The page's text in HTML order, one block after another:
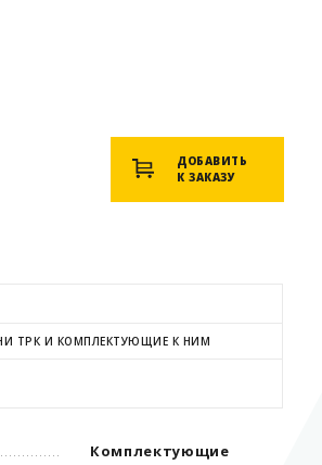
ДОБАВИТЬ
К ЗАКАЗУ
ТРК И КОМПЛЕКТУЮЩИЕ К НИМ
Комплектующие